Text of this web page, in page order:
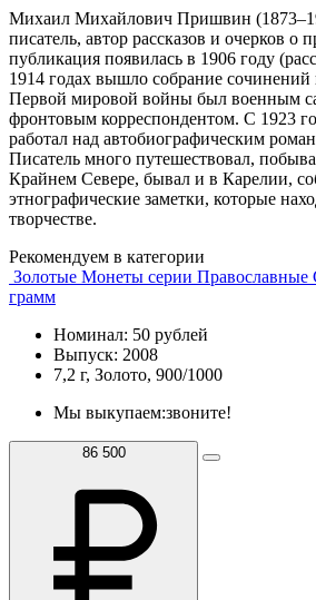
Михаил Михайлович Пришвин
писатель, автор рассказов и очерков о
публикация появилась в 1906 году
1914 годах вышло собрание сочинений
Первой мировой войны был военным
фронтовым корреспондентом. С 1923
работал над автобиографическим
Писатель много путешествовал,
Крайнем Севере, бывал и в Карелии,
этнографические заметки, которые
творчестве.
Рекомендуем в категории
Золотые Монеты серии Православные
грамм
Номинал: 50 рублей
Выпуск: 2008
7,2 г, Золото, 900/1000
Мы выкупаем:звоните!
86 500